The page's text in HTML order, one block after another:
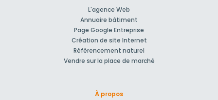
L'agence Web
Annuaire bâtiment
Page Google Entreprise
Création de site Internet
Référencement naturel
Vendre sur la place de marché
À propos